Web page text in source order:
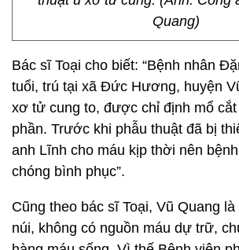
Quang)
Bác sĩ Toại cho biết: “Bệnh nhân
tuổi, trú tại xã Đức Hương, huyện
xơ tử cung to, được chỉ định mổ
phần. Trước khi phẫu thuật đã bị
anh Lĩnh cho máu kịp thời nên
chóng bình phục”.
Cũng theo bác sĩ Toại, Vũ Quang
núi, không có nguồn máu dự trữ,